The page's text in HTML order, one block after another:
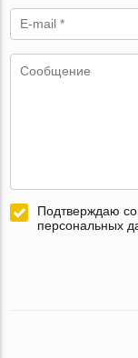
Подтверждаю
персональных